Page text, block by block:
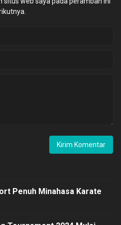
Penuh Minahasa Karate